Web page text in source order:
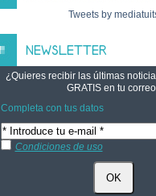
Tweets by
¿Quieres recibir las últimas
GRATISen tu
Completa con tus datos
Condiciones de uso